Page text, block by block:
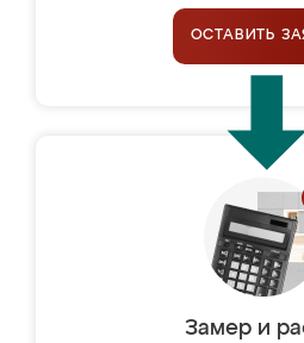
ОСТАВИТЬ
Замер и